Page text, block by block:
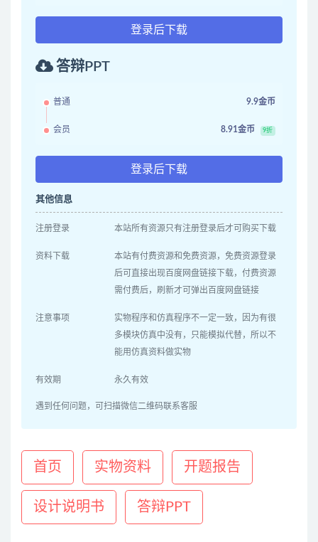
登录后下载
答辩PPT
普通 9.9金币
会员 8.91金币 9折
登录后下载
其他信息
注册登录 本站所有资源只有注册登录后才可购买下载
资料下载
本站有付费资源和免费资源，免费资源登录
后可直接出现百度网盘链接下载，付费资源
需付费后，刷新才可弹出百度网盘链接
注意事项
实物程序和仿真程序不一定一致，因为有很
多模块仿真中没有，只能模拟代替，所以不
能用仿真资料做实物
有效期 永久有效
遇到任何问题，可扫描微信二维码联系客服
首页 实物资料 开题报告
设计说明书 答辩PPT